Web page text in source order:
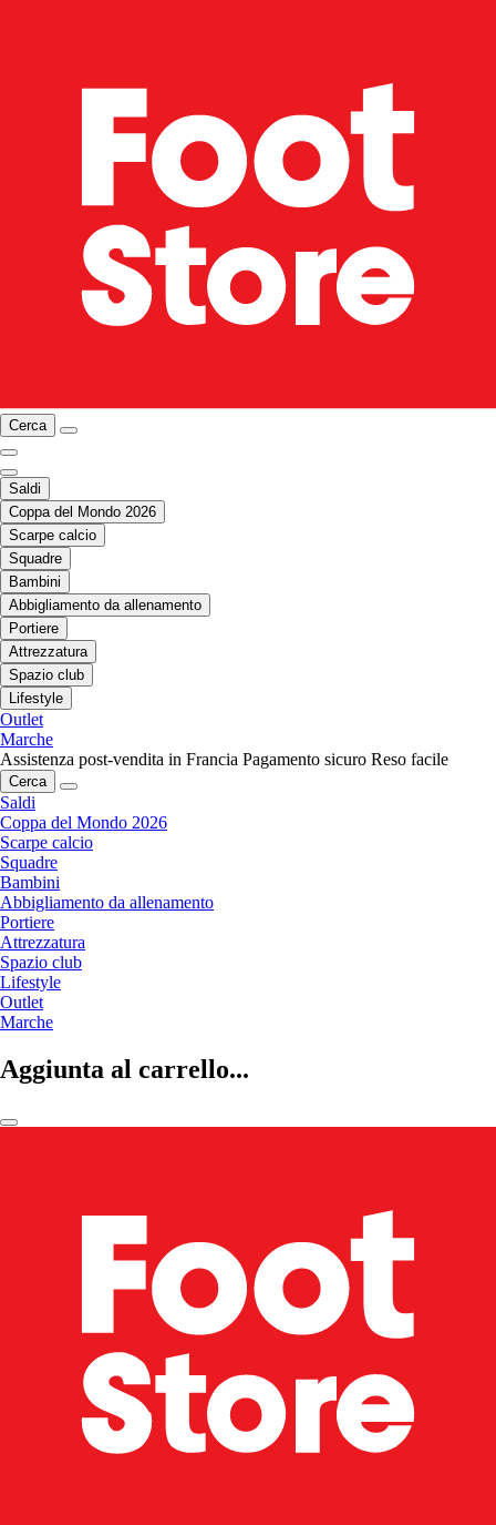
Cerca
Saldi
Coppa del Mondo 2026
Scarpe calcio
Squadre
Bambini
Abbigliamento da allenamento
Portiere
Attrezzatura
Spazio club
Lifestyle
Outlet
Marche
Assistenza post-vendita in Francia Pagamento sicuro Reso facile
Cerca
Saldi
Coppa del Mondo 2026
Scarpe calcio
Squadre
Bambini
Abbigliamento da allenamento
Portiere
Attrezzatura
Spazio club
Lifestyle
Outlet
Marche
Aggiunta al carrello...